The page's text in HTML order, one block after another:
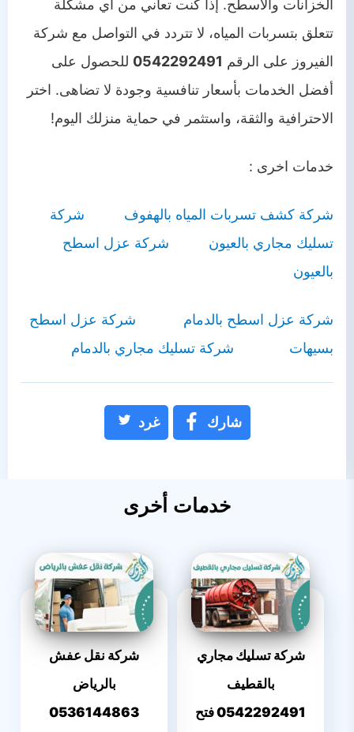
الخزانات والأسطح. إذا كنت تعاني من أي مشكلة
تتعلق بتسربات المياه، لا تتردد في التواصل مع شركة
الفيروز على الرقم 0542292491 للحصول على
أفضل الخدمات بأسعار تنافسية وجودة لا تضاهى. اختر
الاحترافية والثقة، واستثمر في حماية منزلك اليوم!
خدمات اخرى :
شركة كشف تسربات المياه بالهفوف
شركة
تسليك مجاري بالعيون
شركة عزل اسطح
بالعيون
شركة عزل اسطح بالدمام
شركة عزل اسطح
بسيهات
شركة تسليك مجاري بالدمام
شارك غرد
خدمات أخرى
شركة تسليك مجاري
بالقطيف
0542292491 فتح
شركة نقل عفش
بالرياض
0536144863